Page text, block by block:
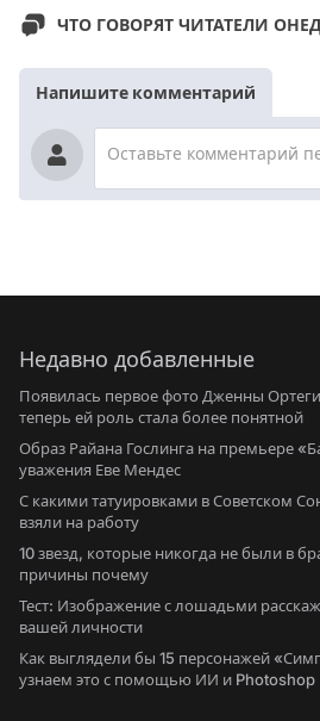
ЧТО ГОВОРЯТ ЧИТАТЕЛИ
Напишите комментарий
Недавно добавленные
Появилась первое фото Дженны
теперь ей роль стала более понятной
Образ Райана Гослинга на премьере
уважения Еве Мендес
С какими татуировками в Советском
взяли на работу
10 звезд, которые никогда не были в
причины почему
Тест: Изображение с лошадьми
вашей личности
Как выглядели бы 15 персонажей
узнаем это с помощью ИИ и Photoshop